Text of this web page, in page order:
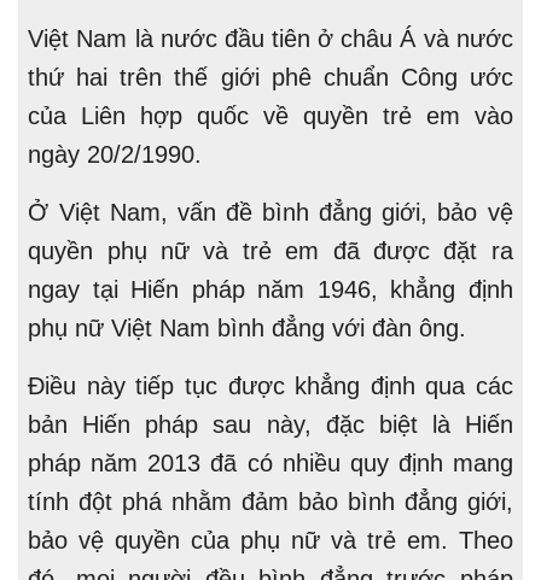
Việt Nam là nước đầu tiên ở châu Á và nước
thứ hai trên thế giới phê chuẩn Công ước
của Liên hợp quốc về quyền trẻ em vào
ngày 20/2/1990.
Ở Việt Nam, vấn đề bình đẳng giới, bảo vệ
quyền phụ nữ và trẻ em đã được đặt ra
ngay tại Hiến pháp năm 1946, khẳng định
phụ nữ Việt Nam bình đẳng với đàn ông.
Điều này tiếp tục được khẳng định qua các
bản Hiến pháp sau này, đặc biệt là Hiến
pháp năm 2013 đã có nhiều quy định mang
tính đột phá nhằm đảm bảo bình đẳng giới,
bảo vệ quyền của phụ nữ và trẻ em. Theo